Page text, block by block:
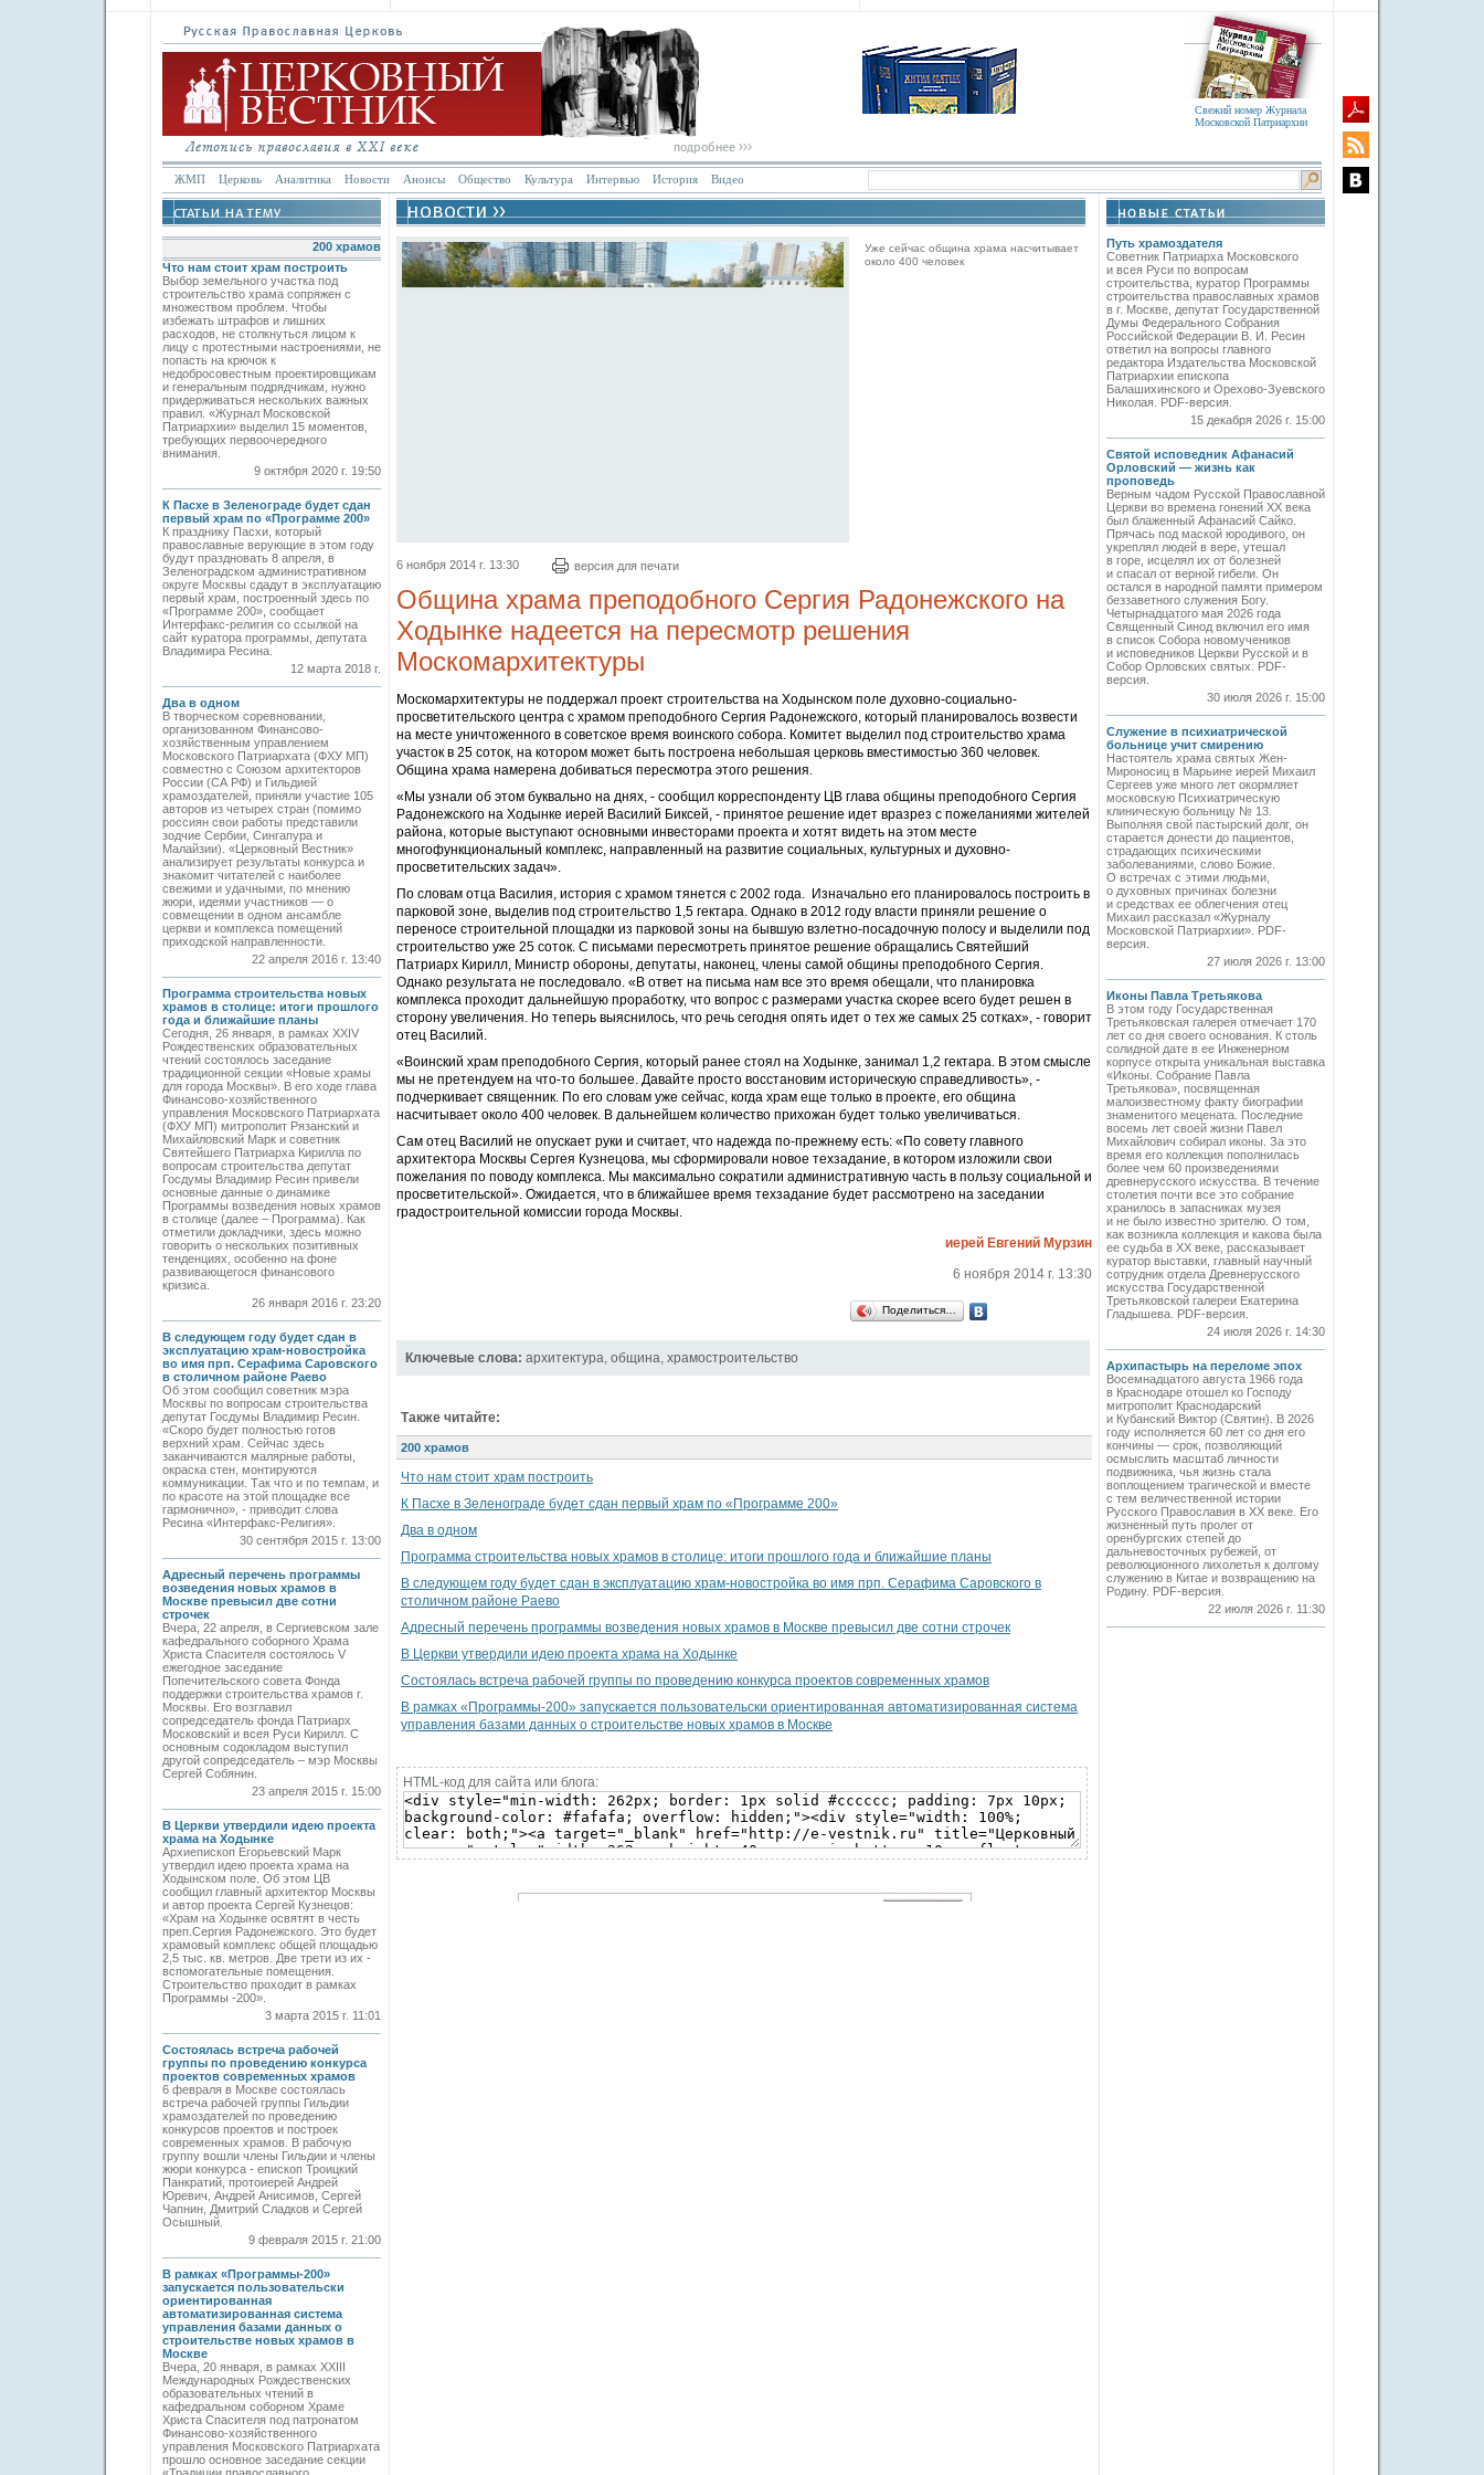
Свежий номер Журнала
Московской Патриархии
ЖМП Церковь Аналитика Новости Анонсы Общество Культура Интервью История Видео
200 храмов
Что нам стоит храм построить
Выбор земельного участка под
строительство храма сопряжен с
множеством проблем. Чтобы
избежать штрафов и лишних
расходов, не столкнуться лицом к
лицу с протестными настроениями, не
попасть на крючок к
недобросовестным проектировщикам
и генеральным подрядчикам, нужно
придерживаться нескольких важных
правил. «Журнал Московской
Патриархии» выделил 15 моментов,
требующих первоочередного
внимания.
9 октября 2020 г. 19:50
К Пасхе в Зеленограде будет сдан
первый храм по «Программе 200»
К празднику Пасхи, который
православные верующие в этом году
будут праздновать 8 апреля, в
Зеленоградском административном
округе Москвы сдадут в эксплуатацию
первый храм, построенный здесь по
«Программе 200», сообщает
Интерфакс-религия со ссылкой на
сайт куратора программы, депутата
Владимира Ресина.
12 марта 2018 г.
Два в одном
В творческом соревновании,
организованном Финансово-
хозяйственным управлением
Московского Патриархата (ФХУ МП)
совместно с Союзом архитекторов
России (СА РФ) и Гильдией
храмоздателей, приняли участие 105
авторов из четырех стран (помимо
россиян свои работы представили
зодчие Сербии, Сингапура и
Малайзии). «Церковный Вестник»
анализирует результаты конкурса и
знакомит читателей с наиболее
свежими и удачными, по мнению
жюри, идеями участников — о
совмещении в одном ансамбле
церкви и комплекса помещений
приходской направленности.
22 апреля 2016 г. 13:40
Программа строительства новых
храмов в столице: итоги прошлого
года и ближайшие планы
Сегодня, 26 января, в рамках XXIV
Рождественских образовательных
чтений состоялось заседание
традиционной секции «Новые храмы
для города Москвы». В его ходе глава
Финансово-хозяйственного
управления Московского Патриархата
(ФХУ МП) митрополит Рязанский и
Михайловский Марк и советник
Святейшего Патриарха Кирилла по
вопросам строительства депутат
Госдумы Владимир Ресин привели
основные данные о динамике
Программы возведения новых храмов
в столице (далее – Программа). Как
отметили докладчики, здесь можно
говорить о нескольких позитивных
тенденциях, особенно на фоне
развивающегося финансового
кризиса.
26 января 2016 г. 23:20
В следующем году будет сдан в
эксплуатацию храм-новостройка
во имя прп. Серафима Саровского
в столичном районе Раево
Об этом сообщил советник мэра
Москвы по вопросам строительства
депутат Госдумы Владимир Ресин.
«Скоро будет полностью готов
верхний храм. Сейчас здесь
заканчиваются малярные работы,
окраска стен, монтируются
коммуникации. Так что и по темпам, и
по красоте на этой площадке все
гармонично», - приводит слова
Ресина «Интерфакс-Религия».
30 сентября 2015 г. 13:00
Адресный перечень программы
возведения новых храмов в
Москве превысил две сотни
строчек
Вчера, 22 апреля, в Сергиевском зале
кафедрального соборного Храма
Христа Спасителя состоялось V
ежегодное заседание
Попечительского совета Фонда
поддержки строительства храмов г.
Москвы. Его возглавил
сопредседатель фонда Патриарх
Московский и всея Руси Кирилл. С
основным содокладом выступил
другой сопредседатель – мэр Москвы
Сергей Собянин.
23 апреля 2015 г. 15:00
В Церкви утвердили идею проекта
храма на Ходынке
Архиепископ Егорьевский Марк
утвердил идею проекта храма на
Ходынском поле. Об этом ЦВ
сообщил главный архитектор Москвы
и автор проекта Сергей Кузнецов:
«Храм на Ходынке освятят в честь
преп.Сергия Радонежского. Это будет
храмовый комплекс общей площадью
2,5 тыс. кв. метров. Две трети из их -
вспомогательные помещения.
Строительство проходит в рамках
Программы -200».
3 марта 2015 г. 11:01
Состоялась встреча рабочей
группы по проведению конкурса
проектов современных храмов
6 февраля в Москве состоялась
встреча рабочей группы Гильдии
храмоздателей по проведению
конкурсов проектов и построек
современных храмов. В рабочую
группу вошли члены Гильдии и члены
жюри конкурса - епископ Троицкий
Панкратий, протоиерей Андрей
Юревич, Андрей Анисимов, Сергей
Чапнин, Дмитрий Сладков и Сергей
Осышный.
9 февраля 2015 г. 21:00
В рамках «Программы-200»
запускается пользовательски
ориентированная
автоматизированная система
управления базами данных о
строительстве новых храмов в
Москве
Вчера, 20 января, в рамках XXIII
Международных Рождественских
образовательных чтений в
кафедральном соборном Храме
Христа Спасителя под патронатом
Финансово-хозяйственного
управления Московского Патриархата
прошло основное заседание секции
Уже сейчас община храма насчитывает
около 400 человек
6 ноября 2014 г. 13:30 версия для печати
Община храма преподобного Сергия Радонежского на
Ходынке надеется на пересмотр решения
Москомархитектуры
Москомархитектуры не поддержал проект строительства на Ходынском поле духовно-социально-
просветительского центра с храмом преподобного Сергия Радонежского, который планировалось возвести
на месте уничтоженного в советское время воинского собора. Комитет выделил под строительство храма
участок в 25 соток, на котором может быть построена небольшая церковь вместимостью 360 человек.
Община храма намерена добиваться пересмотра этого решения.
«Мы узнали об этом буквально на днях, - сообщил корреспонденту ЦВ глава общины преподобного Сергия
Радонежского на Ходынке иерей Василий Биксей, - принятое решение идет вразрез с пожеланиями жителей
района, которые выступают основными инвесторами проекта и хотят видеть на этом месте
многофункциональный комплекс, направленный на развитие социальных, культурных и духовно-
просветительских задач».
По словам отца Василия, история с храмом тянется с 2002 года. Изначально его планировалось построить в
парковой зоне, выделив под строительство 1,5 гектара. Однако в 2012 году власти приняли решение о
переносе строительной площадки из парковой зоны на бывшую взлетно-посадочную полосу и выделили под
строительство уже 25 соток. С письмами пересмотреть принятое решение обращались Святейший
Патриарх Кирилл, Министр обороны, депутаты, наконец, члены самой общины преподобного Сергия.
Однако результата не последовало. «В ответ на письма нам все это время обещали, что планировка
комплекса проходит дальнейшую проработку, что вопрос с размерами участка скорее всего будет решен в
сторону увеличения. Но теперь выяснилось, что речь сегодня опять идет о тех же самых 25 сотках», - говорит
отец Василий.
«Воинский храм преподобного Сергия, который ранее стоял на Ходынке, занимал 1,2 гектара. В этом смысле
мы не претендуем на что-то большее. Давайте просто восстановим историческую справедливость», -
подчеркивает священник. По его словам уже сейчас, когда храм еще только в проекте, его община
насчитывает около 400 человек. В дальнейшем количество прихожан будет только увеличиваться.
Сам отец Василий не опускает руки и считает, что надежда по-прежнему есть: «По совету главного
архитектора Москвы Сергея Кузнецова, мы сформировали новое техзадание, в котором изложили свои
пожелания по поводу комплекса. Мы максимально сократили административную часть в пользу социальной и
просветительской». Ожидается, что в ближайшее время техзадание будет рассмотрено на заседании
градостроительной комиссии города Москвы.
иерей Евгений Мурзин
6 ноября 2014 г. 13:30
Поделиться…
Ключевые слова: архитектура, община, храмостроительство
Также читайте:
200 храмов
Что нам стоит храм построить
К Пасхе в Зеленограде будет сдан первый храм по «Программе 200»
Два в одном
Программа строительства новых храмов в столице: итоги прошлого года и ближайшие планы
В следующем году будет сдан в эксплуатацию храм-новостройка во имя прп. Серафима Саровского в
столичном районе Раево
Адресный перечень программы возведения новых храмов в Москве превысил две сотни строчек
В Церкви утвердили идею проекта храма на Ходынке
Состоялась встреча рабочей группы по проведению конкурса проектов современных храмов
В рамках «Программы-200» запускается пользовательски ориентированная автоматизированная система
управления базами данных о строительстве новых храмов в Москве
HTML-код для сайта или блога:
Путь храмоздателя
Советник Патриарха Московского
и всея Руси по вопросам
строительства, куратор Программы
строительства православных храмов
в г. Москве, депутат Государственной
Думы Федерального Собрания
Российской Федерации В. И. Ресин
ответил на вопросы главного
редактора Издательства Московской
Патриархии епископа
Балашихинского и Орехово-Зуевского
Николая. PDF-версия.
15 декабря 2026 г. 15:00
Святой исповедник Афанасий
Орловский — жизнь как
проповедь
Верным чадом Русской Православной
Церкви во времена гонений XX века
был блаженный Афанасий Сайко.
Прячась под маской юродивого, он
укреплял людей в вере, утешал
в горе, исцелял их от болезней
и спасал от верной гибели. Он
остался в народной памяти примером
беззаветного служения Богу.
Четырнадцатого мая 2026 года
Священный Синод включил его имя
в список Собора новомучеников
и исповедников Церкви Русской и в
Собор Орловских святых. PDF-
версия.
30 июля 2026 г. 15:00
Служение в психиатрической
больнице учит смирению
Настоятель храма святых Жен-
Мироносиц в Марьине иерей Михаил
Сергеев уже много лет окормляет
московскую Психиатрическую
клиническую больницу № 13.
Выполняя свой пастырский долг, он
старается донести до пациентов,
страдающих психическими
заболеваниями, слово Божие.
О встречах с этими людьми,
о духовных причинах болезни
и средствах ее облегчения отец
Михаил рассказал «Журналу
Московской Патриархии». PDF-
версия.
27 июля 2026 г. 13:00
Иконы Павла Третьякова
В этом году Государственная
Третьяковская галерея отмечает 170
лет со дня своего основания. К столь
солидной дате в ее Инженерном
корпусе открыта уникальная выставка
«Иконы. Собрание Павла
Третьякова», посвященная
малоизвестному факту биографии
знаменитого мецената. Последние
восемь лет своей жизни Павел
Михайлович собирал иконы. За это
время его коллекция пополнилась
более чем 60 произведениями
древнерусского искусства. В течение
столетия почти все это собрание
хранилось в запасниках музея
и не было известно зрителю. О том,
как возникла коллекция и какова была
ее судьба в ХХ веке, рассказывает
куратор выставки, главный научный
сотрудник отдела Древнерусского
искусства Государственной
Третьяковской галереи Екатерина
Гладышева. PDF-версия.
24 июля 2026 г. 14:30
Архипастырь на переломе эпох
Восемнадцатого августа 1966 года
в Краснодаре отошел ко Господу
митрополит Краснодарский
и Кубанский Виктор (Святин). В 2026
году исполняется 60 лет со дня его
кончины — срок, позволяющий
осмыслить масштаб личности
подвижника, чья жизнь стала
воплощением трагической и вместе
с тем величественной истории
Русского Православия в XX веке. Его
жизненный путь пролег от
оренбургских степей до
дальневосточных рубежей, от
революционного лихолетья к долгому
служению в Китае и возвращению на
Родину. PDF-версия.
22 июля 2026 г. 11:30